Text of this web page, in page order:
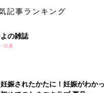
記事ランキング
の雑誌
出産
娠されたかたに！妊娠がわか